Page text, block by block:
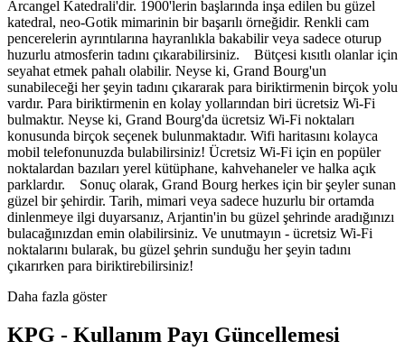
Arcangel Katedrali'dir. 1900'lerin başlarında inşa edilen bu güzel
katedral, neo-Gotik mimarinin bir başarılı örneğidir. Renkli cam
pencerelerin ayrıntılarına hayranlıkla bakabilir veya sadece oturup
huzurlu atmosferin tadını çıkarabilirsiniz. Bütçesi kısıtlı olanlar için
seyahat etmek pahalı olabilir. Neyse ki, Grand Bourg'un
sunabileceği her şeyin tadını çıkararak para biriktirmenin birçok yolu
vardır. Para biriktirmenin en kolay yollarından biri ücretsiz Wi-Fi
bulmaktır. Neyse ki, Grand Bourg'da ücretsiz Wi-Fi noktaları
konusunda birçok seçenek bulunmaktadır. Wifi haritasını kolayca
mobil telefonunuzda bulabilirsiniz! Ücretsiz Wi-Fi için en popüler
noktalardan bazıları yerel kütüphane, kahvehaneler ve halka açık
parklardır. Sonuç olarak, Grand Bourg herkes için bir şeyler sunan
güzel bir şehirdir. Tarih, mimari veya sadece huzurlu bir ortamda
dinlenmeye ilgi duyarsanız, Arjantin'in bu güzel şehrinde aradığınızı
bulacağınızdan emin olabilirsiniz. Ve unutmayın - ücretsiz Wi-Fi
noktalarını bularak, bu güzel şehrin sunduğu her şeyin tadını
çıkarırken para biriktirebilirsiniz!
Daha fazla göster
KPG - Kullanım Payı Güncellemesi